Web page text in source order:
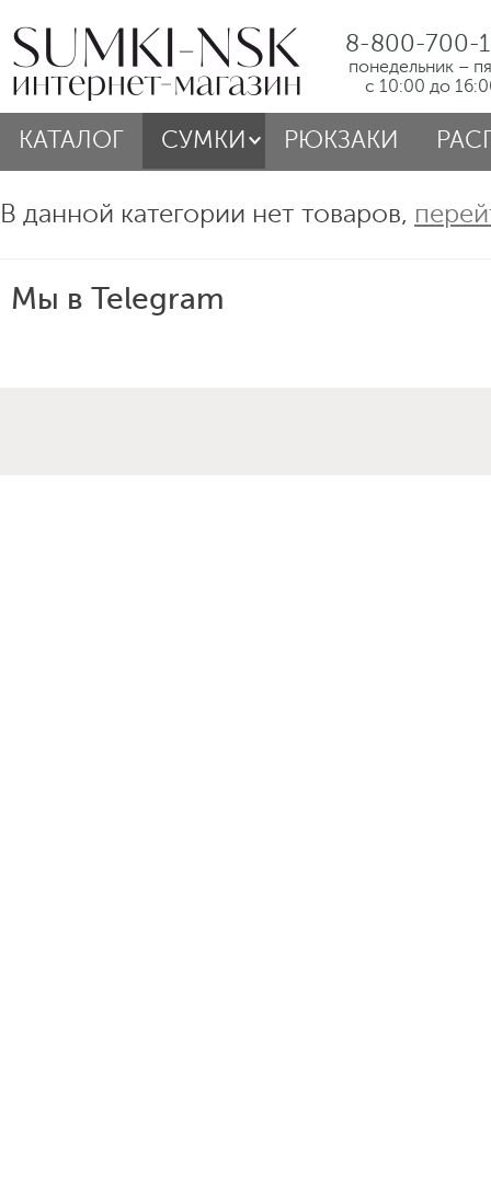
8-800-700-
понедельник –
с 10:00 до
КАТАЛОГ СУМКИ РЮКЗАКИ
В данной категории нет товаров,
Мы в Telegram